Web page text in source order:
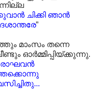
ചിക്കി ഞാൻ
”
മാംസം തന്നെ
ഓർമ്മിപ്പിയ്ക്കുന്നു.
രാഘവൻ